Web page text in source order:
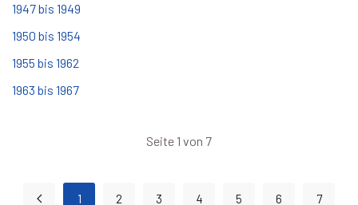
1947 bis 1949
1950 bis 1954
1955 bis 1962
1963 bis 1967
Seite 1 von 7
1 2 3 4 5 6 7